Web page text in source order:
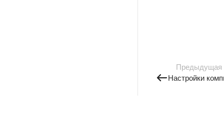
Предыдущая
Настройки